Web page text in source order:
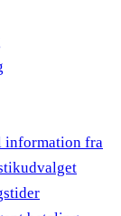
information fra